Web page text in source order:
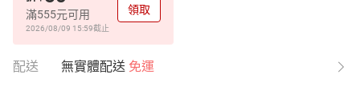
滿555元可用
2026/08/09 15:59截止
領取
配送 無實體配送 免運